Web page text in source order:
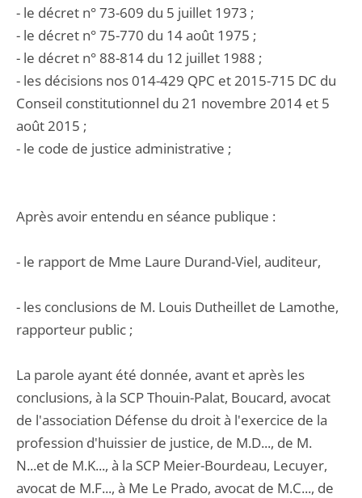
- le décret n° 73-609 du 5 juillet 1973 ;
- le décret n° 75-770 du 14 août 1975 ;
- le décret n° 88-814 du 12 juillet 1988 ;
- les décisions nos 014-429 QPC et 2015-715 DC du
Conseil constitutionnel du 21 novembre 2014 et 5
août 2015 ;
- le code de justice administrative ;
Après avoir entendu en séance publique :
- le rapport de Mme Laure Durand-Viel, auditeur,
- les conclusions de M. Louis Dutheillet de Lamothe,
rapporteur public ;
La parole ayant été donnée, avant et après les
conclusions, à la SCP Thouin-Palat, Boucard, avocat
de l'association Défense du droit à l'exercice de la
profession d'huissier de justice, de M.D..., de M.
N...et de M.K..., à la SCP Meier-Bourdeau, Lecuyer,
avocat de M.F..., à Me Le Prado, avocat de M.C..., de